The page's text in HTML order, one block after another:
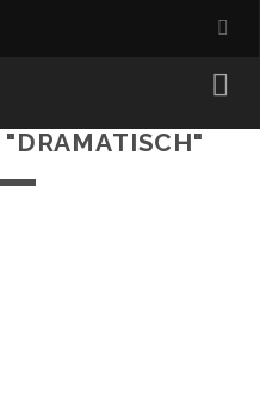
"DRAMATISCH"